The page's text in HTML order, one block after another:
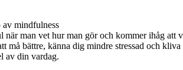
av mindfulness
när man vet hur man gör och kommer ihåg
må bättre, känna dig mindre stressad och
av din vardag.